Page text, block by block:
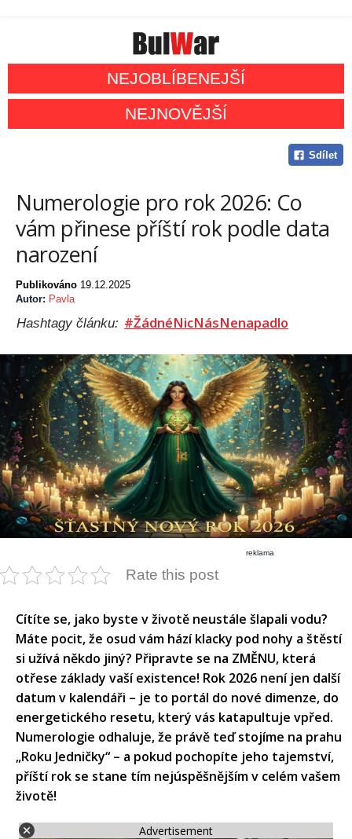
NEJOBLÍBENEJŠÍ
NEJNOVĚJŠÍ
Sdílet
Numerologie pro rok 2026: Co
vám přinese příští rok podle data
narození
Publikováno 19.12.2025
Autor: Pavla
Hashtagy článku: #ŽádnéNicNásNenapadlo
reklama
Rate this post
Cítíte se, jako byste v životě neustále šlapali vodu?
Máte pocit, že osud vám hází klacky pod nohy a štěstí
si užívá někdo jiný? Připravte se na ZMĚNU, která
otřese základy vaší existence! Rok 2026 není jen další
datum v kalendáři – je to portál do nové dimenze, do
energetického resetu, který vás katapultuje vpřed.
Numerologie odhaluje, že právě teď stojíme na prahu
„Roku Jedničky“ – a pokud pochopíte jeho tajemství,
příští rok se stane tím nejúspěšnějším v celém vašem
životě!
Advertisement